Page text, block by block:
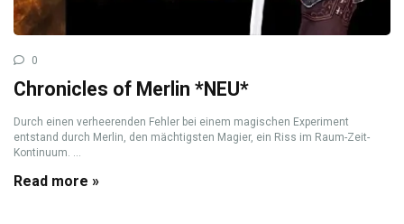
0
Chronicles of Merlin *NEU*
Durch einen verheerenden Fehler bei einem magischen Experiment
entstand durch Merlin, den mächtigsten Magier, ein Riss im Raum-Zeit-
Kontinuum. ...
Read more »